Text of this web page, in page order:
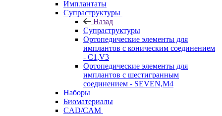
Имплантаты
Супраструктуры
Назад
Супраструктуры
Ортопедические элементы для
имплантов с коническим соединением
- C1,V3
Ортопедические элементы для
имплантов с шестигранным
соединением - SEVEN,M4
Наборы
Биоматериалы
CAD/CAM